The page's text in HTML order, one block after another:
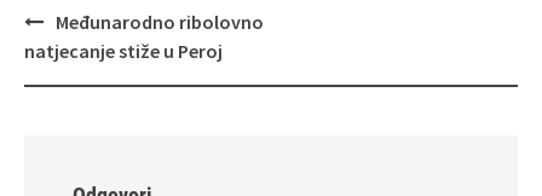
Navigacija
objava
Međunarodno ribolovno
natjecanje stiže u Peroj